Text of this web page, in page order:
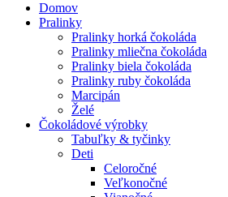
Domov
Pralinky
Pralinky horká čokoláda
Pralinky mliečna čokoláda
Pralinky biela čokoláda
Pralinky ruby čokoláda
Marcipán
Želé
Čokoládové výrobky
Tabuľky & tyčinky
Deti
Celoročné
Veľkonočné